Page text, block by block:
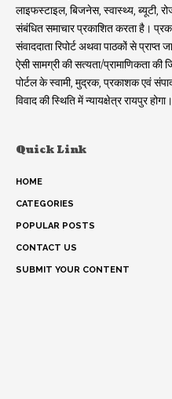
लाइफस्टाइल, बिजनेस, स्वास्थ्य, ब्यूटी,
संबंधित समाचार प्रकाशित करता है।
संवाददाता रिपोर्ट अथवा पाठकों से
ऐसी सामग्री की सत्यता/प्रामाणिकता की
पोर्टल के स्वामी, मुद्रक, प्रकाशक एवं
विवाद की स्थिति में न्यायक्षेत्र रायपुर होगा।
Quick Link
HOME
CATEGORIES
POPULAR POSTS
CONTACT US
SUBMIT YOUR CONTENT